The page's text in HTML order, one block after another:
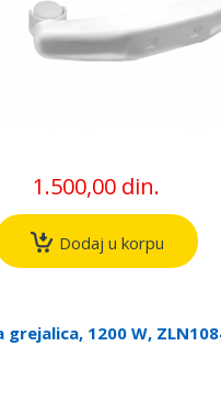
1.500,00 din.
Dodaj u korpu
grejalica, 1200 W,